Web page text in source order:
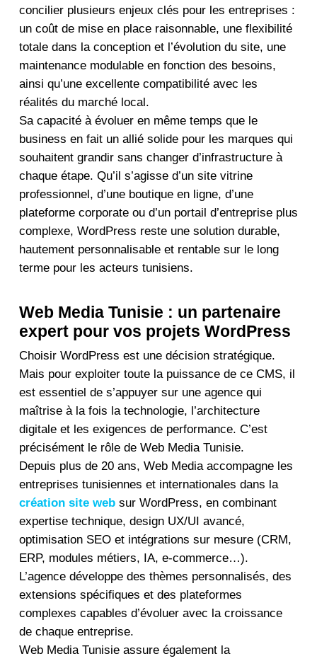
concilier plusieurs enjeux clés pour les entreprises :
un coût de mise en place raisonnable, une flexibilité
totale dans la conception et l’évolution du site, une
maintenance modulable en fonction des besoins,
ainsi qu’une excellente compatibilité avec les
réalités du marché local.
Sa capacité à évoluer en même temps que le
business en fait un allié solide pour les marques qui
souhaitent grandir sans changer d’infrastructure à
chaque étape. Qu’il s’agisse d’un site vitrine
professionnel, d’une boutique en ligne, d’une
plateforme corporate ou d’un portail d’entreprise plus
complexe, WordPress reste une solution durable,
hautement personnalisable et rentable sur le long
terme pour les acteurs tunisiens.
Web Media Tunisie : un partenaire
expert pour vos projets WordPress
Choisir WordPress est une décision stratégique.
Mais pour exploiter toute la puissance de ce CMS, il
est essentiel de s’appuyer sur une agence qui
maîtrise à la fois la technologie, l’architecture
digitale et les exigences de performance. C’est
précisément le rôle de Web Media Tunisie.
Depuis plus de 20 ans, Web Media accompagne les
entreprises tunisiennes et internationales dans la
création site websur WordPress, en combinant
expertise technique, design UX/UI avancé,
optimisation SEO et intégrations sur mesure (CRM,
ERP, modules métiers, IA, e-commerce…).
L’agence développe des thèmes personnalisés, des
extensions spécifiques et des plateformes
complexes capables d’évoluer avec la croissance
de chaque entreprise.
Web Media Tunisie assure également la